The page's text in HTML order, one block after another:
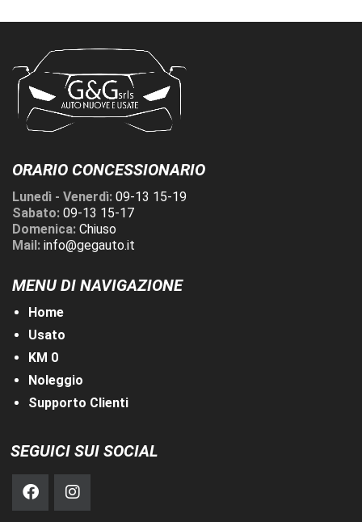
ORARIO CONCESSIONARIO
Lunedì - Venerdì: 09-13 15-19
Sabato: 09-13 15-17
Domenica: Chiuso
Mail: info@gegauto.it
MENU DI NAVIGAZIONE
Home
Usato
KM 0
Noleggio
Supporto Clienti
SEGUICI SUI SOCIAL